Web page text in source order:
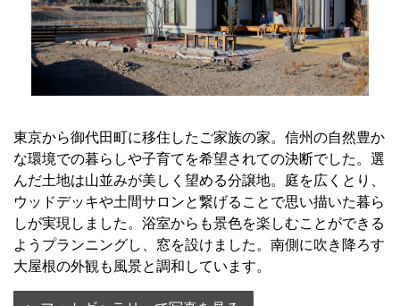
東京から御代田町に移住したご家族の家。信州の自然豊か
な環境での暮らしや子育てを希望されての決断でした。選
んだ土地は山並みが美しく望める分譲地。庭を広くとり、
ウッドデッキや土間サロンと繋げることで思い描いた暮ら
しが実現しました。浴室からも景色を楽しむことができる
ようプランニングし、窓を設けました。南側に吹き降ろす
大屋根の外観も風景と調和しています。